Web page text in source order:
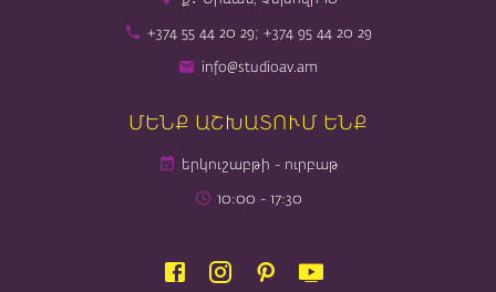
+374 55 44 20 29; +374 95 44 20 29
info@studioav.am
ՄԵՆՔ ԱՇԽԱՏՈՒՄ ԵՆՔ
երկուշաբթի - ուրբաթ
10։00 - 17։30